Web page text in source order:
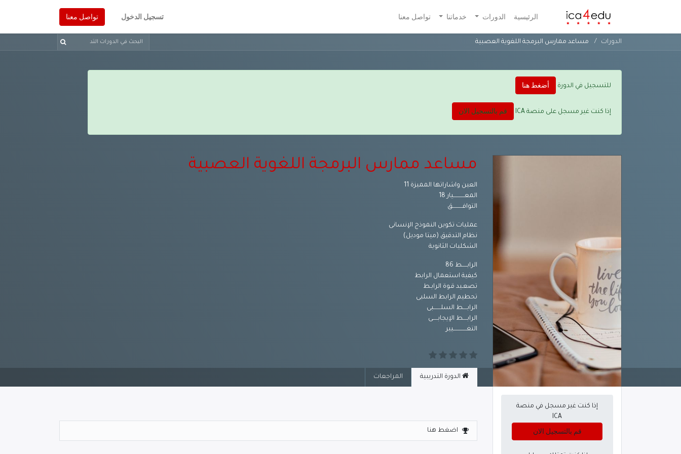
الرئيسية الدورات خدماتنا تواصل معنا تسجيل الدخول تواصل معنا
للتسجيل في الدورة أضغط هنا
إذا كنت غير مسجل على منصة ICA قم بالتسجيل الان
الدورات مساعد ممارس البرمجة اللغوية العصبية
مساعد ممارس البرمجة اللغوية العصبية
العين واشاراتها المميزة 11
المعـــــــــــيار 18
التوافــــــــــق
عمليات تكوين النموذج الإنسانى
نظام التدقيق (ميتا موديل)
الشكليات الثانوية
الرابـــــط 86
كيفية استعمال الرابط
تصعـيد قـوة الرابـط
تحطيم الرابط السلبى
الرابــــط السلـــــــبى
الرابــــط الإيجابـــــى
التغـــــــــــــيير
إذا كنت غير مسجل في منصة
ICA
قم بالتسجيل الان
الدورة التدريبية المراجعات
اضغط هنا